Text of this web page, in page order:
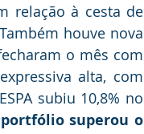
relação à cesta de
houve nova
o mês com
alta, com
subiu 10,8% no
superou o